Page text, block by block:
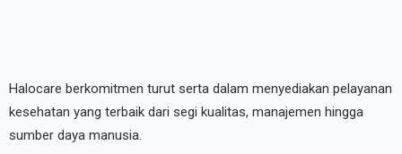
Halocare berkomitmen turut serta dalam menyediakan pelayanan
kesehatan yang terbaik dari segi kualitas, manajemen hingga
sumber daya manusia.